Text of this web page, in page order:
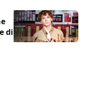
di